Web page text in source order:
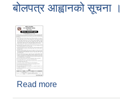
बोलपत्र आह्वानको सूचना ।
Read more